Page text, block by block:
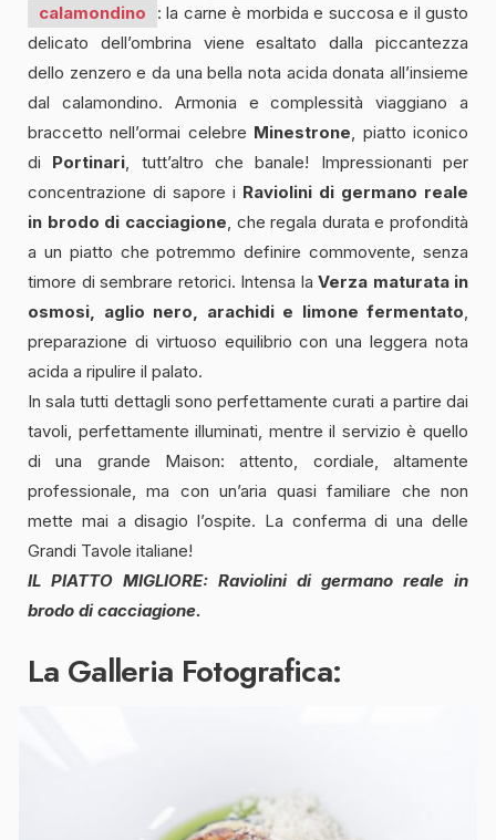
calamondino
: la carne è morbida e succosa e il gusto
delicato dell’ombrina viene esaltato dalla piccantezza
dello zenzero e da una bella nota acida donata all’insieme
dal calamondino. Armonia e complessità viaggiano a
braccetto nell’ormai celebre Minestrone , piatto iconico
di Portinari , tutt’altro che banale! Impressionanti per
concentrazione di sapore i Raviolini di germano reale
in brodo di cacciagione , che regala durata e profondità
a un piatto che potremmo definire commovente, senza
timore di sembrare retorici. Intensa la Verza maturata in
osmosi, aglio nero, arachidi e limone fermentato
preparazione di virtuoso equilibrio con una leggera nota
acida a ripulire il palato.
In sala tutti dettagli sono perfettamente curati a partire dai
tavoli, perfettamente illuminati, mentre il servizio è quello
di una grande Maison: attento, cordiale, altamente
professionale, ma con un’aria quasi familiare che non
mette mai a disagio l’ospite. La conferma di una delle
Grandi Tavole italiane!
IL PIATTO MIGLIORE: Raviolini di germano reale in
brodo di cacciagione.
La Galleria Fotografica: